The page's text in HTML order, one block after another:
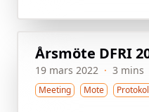
Årsmöte DFRI
19 mars 2022 · 3 mins
Meeting Mote